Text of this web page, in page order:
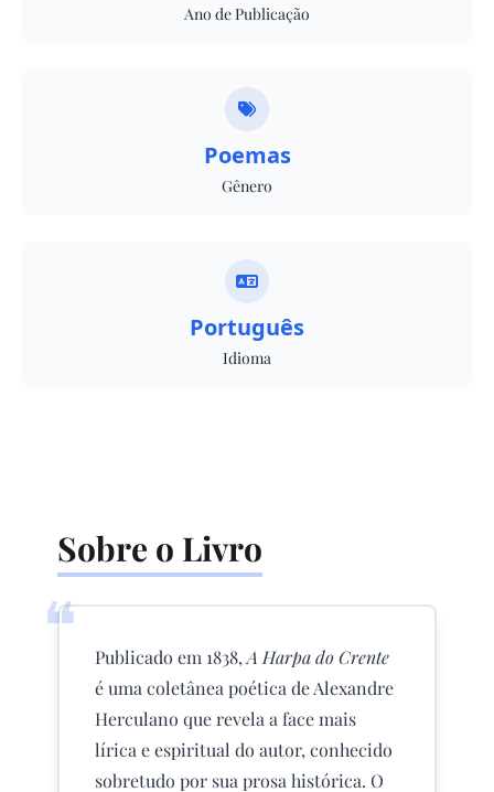
Ano de Publicação
Poemas
Gênero
Português
Idioma
Sobre o Livro
❝ Publicado em 1838, A Harpa do Crente
é uma coletânea poética de Alexandre
Herculano que revela a face mais
lírica e espiritual do autor, conhecido
sobretudo por sua prosa histórica. O